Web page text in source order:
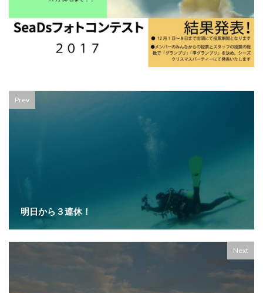
Prev
明日から３連休！
Next